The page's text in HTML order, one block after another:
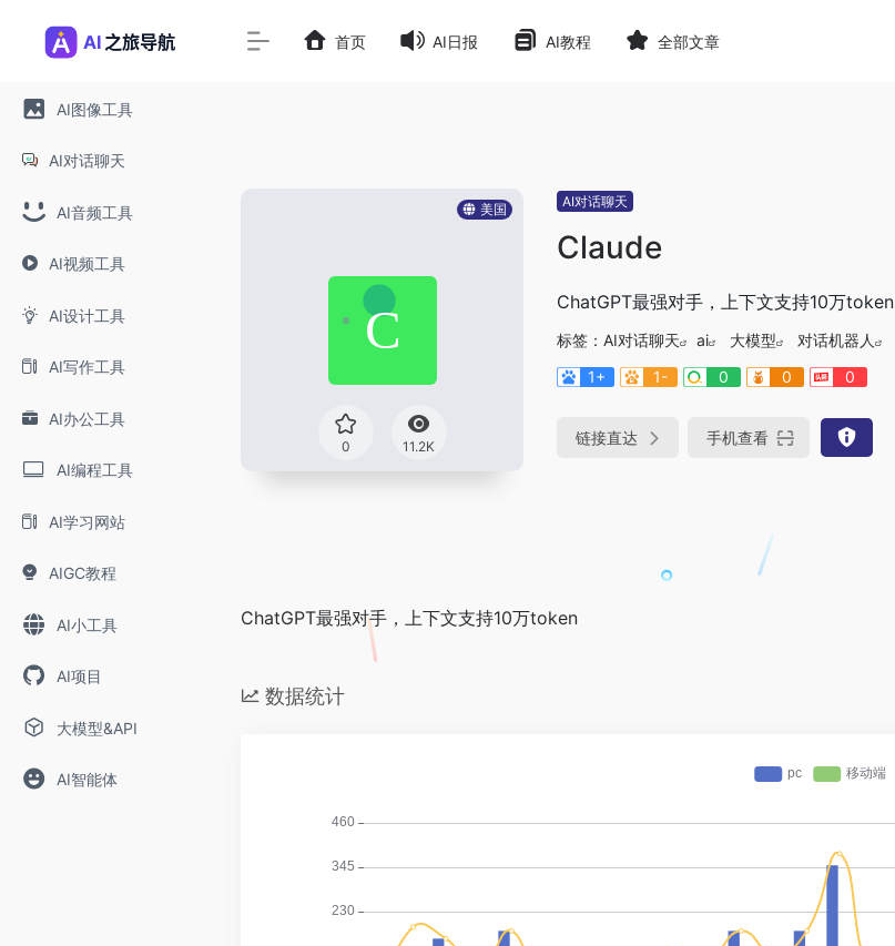
AI图像工具
AI对话聊天
AI音频工具
AI视频工具
AI设计工具
AI写作工具
AI办公工具
AI编程工具
AI学习网站
AIGC教程
AI小工具
AI项目
大模型&API
AI智能体
首页 AI日报 AI教程 全部文章
美国
0 11.2K
AI对话聊天
Claude
ChatGPT最强对手，上下文支持10万token
标签： AI对话聊天 ai 大模型
对话机器人
1+
1- 0 0 0
链接直达 手机查看
ChatGPT最强对手，上下文支持10万token
数据统计